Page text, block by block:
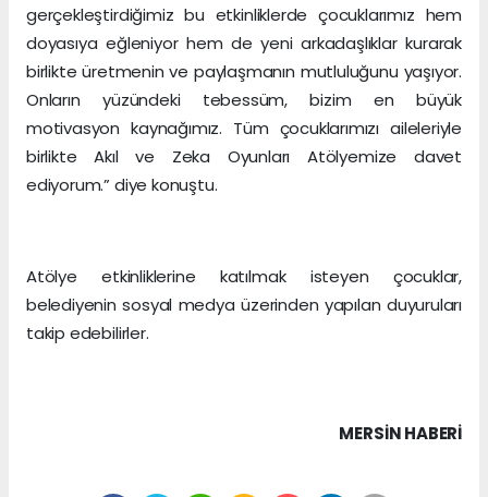
gerçekleştirdiğimiz bu etkinliklerde çocuklarımız hem
doyasıya eğleniyor hem de yeni arkadaşlıklar kurarak
birlikte üretmenin ve paylaşmanın mutluluğunu yaşıyor.
Onların yüzündeki tebessüm, bizim en büyük
motivasyon kaynağımız. Tüm çocuklarımızı aileleriyle
birlikte Akıl ve Zeka Oyunları Atölyemize davet
ediyorum.” diye konuştu.
Atölye etkinliklerine katılmak isteyen çocuklar,
belediyenin sosyal medya üzerinden yapılan duyuruları
takip edebilirler.
MERSIN HABERİ